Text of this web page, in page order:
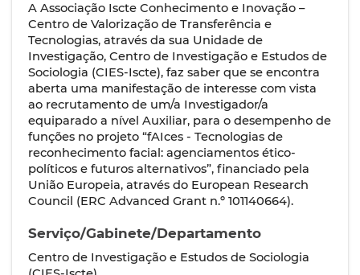
A Associação Iscte Conhecimento e Inovação –
Centro de Valorização de Transferência e
Tecnologias, através da sua Unidade de
Investigação, Centro de Investigação e Estudos de
Sociologia (CIES-Iscte), faz saber que se encontra
aberta uma manifestação de interesse com vista
ao recrutamento de um/a Investigador/a
equiparado a nível Auxiliar, para o desempenho de
funções no projeto “fAIces - Tecnologias de
reconhecimento facial: agenciamentos ético-
políticos e futuros alternativos”, financiado pela
União Europeia, através do European Research
Council (ERC Advanced Grant n.º 101140664).
Serviço/Gabinete/Departamento
Centro de Investigação e Estudos de Sociologia